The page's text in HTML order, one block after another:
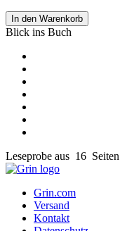
In den Warenkorb
Blick ins Buch
Leseprobe aus 16 Seiten
Grin.com
Versand
Kontakt